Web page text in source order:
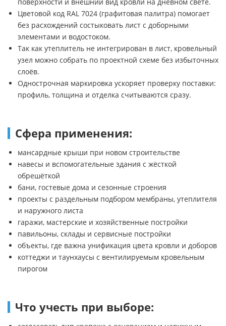
Цветовой код RAL 7024 (графитовая палитра) помогает
без расхождений состыковать лист с доборными
элементами и водостоком.
Так как утеплитель не интегрирован в лист, кровельный
узел можно собрать по проектной схеме без избыточных
слоёв.
Однострочная маркировка ускоряет проверку поставки:
профиль, толщина и отделка считываются сразу.
Сфера применения:
мансардные крыши при новом строительстве
навесы и вспомогательные здания с жёсткой
обрешёткой
бани, гостевые дома и сезонные строения
проекты с раздельным подбором мембраны, утеплителя
и наружного листа
гаражи, мастерские и хозяйственные постройки
павильоны, склады и сервисные постройки
объекты, где важна унификация цвета кровли и доборов
коттеджи и таунхаусы с вентилируемым кровельным
пирогом
Что учесть при выборе: